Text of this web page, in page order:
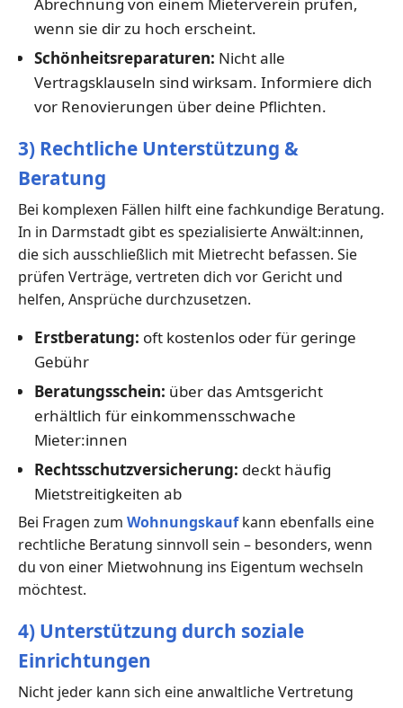
wenn sie dir zu hoch erscheint.
Schönheitsreparaturen: Nicht alle
Vertragsklauseln sind wirksam. Informiere dich
vor Renovierungen über deine Pflichten.
3) Rechtliche Unterstützung &
Beratung
Bei komplexen Fällen hilft eine fachkundige Beratung.
In in Darmstadt gibt es spezialisierte Anwält:innen,
die sich ausschließlich mit Mietrecht befassen. Sie
prüfen Verträge, vertreten dich vor Gericht und
helfen, Ansprüche durchzusetzen.
Erstberatung: oft kostenlos oder für geringe
Gebühr
Beratungsschein: über das Amtsgericht
erhältlich für einkommensschwache
Mieter:innen
Rechtsschutzversicherung: deckt häufig
Mietstreitigkeiten ab
Bei Fragen zum Wohnungskaufkann ebenfalls eine
rechtliche Beratung sinnvoll sein – besonders, wenn
du von einer Mietwohnung ins Eigentum wechseln
möchtest.
4) Unterstützung durch soziale
Einrichtungen
Nicht jeder kann sich eine anwaltliche Vertretung